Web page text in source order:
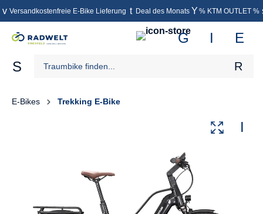
springen
Versandkostenfreie E-Bike Lieferung Deal des Monats % KTM OUTLET %
E-Bikes Trekking E-Bike